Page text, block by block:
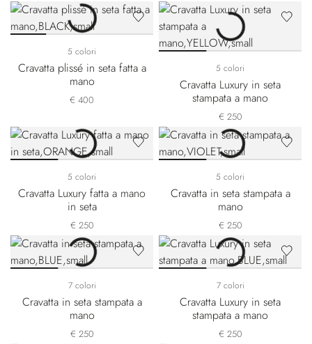
5 colori
Cravatta plissé in seta fatta a
mano
€ 400
5 colori
Cravatta Luxury in seta
stampata a mano
€ 250
5 colori
Cravatta Luxury fatta a mano
in seta
€ 250
5 colori
Cravatta in seta stampata a
mano
€ 250
7 colori
Cravatta in seta stampata a
mano
€ 250
7 colori
Cravatta Luxury in seta
stampata a mano
€ 250